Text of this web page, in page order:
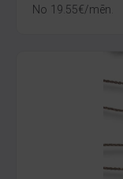
No 19.55€/mēn.